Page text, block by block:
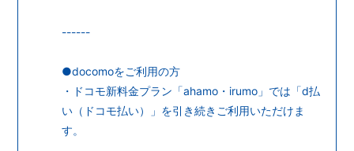
PHOTO
Streaming
------
●docomoをご利用の方
・ドコモ新料金プラン「ahamo・irumo」では「d払
い（ドコモ払い）」を引き続きご利用いただけま
す。